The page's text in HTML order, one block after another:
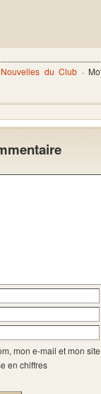
Nouvelles du Club ·
mon e-mail et mon
en chiffres